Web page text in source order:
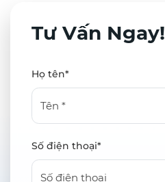
Tư Vấn Ngay!
Họ tên*
Số điện thoại*